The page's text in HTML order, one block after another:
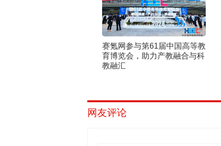
赛氪网参与第61届中国高等教
育博览会，助力产教融合与科
教融汇
网友评论